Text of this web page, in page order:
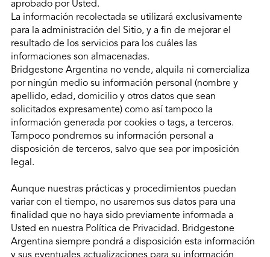
aprobado por Usted.
La información recolectada se utilizará exclusivamente
para la administración del Sitio, y a fin de mejorar el
resultado de los servicios para los cuáles las
informaciones son almacenadas.
Bridgestone Argentina no vende, alquila ni comercializa
por ningún medio su información personal (nombre y
apellido, edad, domicilio y otros datos que sean
solicitados expresamente) como así tampoco la
información generada por cookies o tags, a terceros.
Tampoco pondremos su información personal a
disposición de terceros, salvo que sea por imposición
legal.
Aunque nuestras prácticas y procedimientos puedan
variar con el tiempo, no usaremos sus datos para una
finalidad que no haya sido previamente informada a
Usted en nuestra Política de Privacidad. Bridgestone
Argentina siempre pondrá a disposición esta información